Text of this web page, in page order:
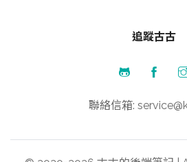
追蹤古古
聯絡信箱: